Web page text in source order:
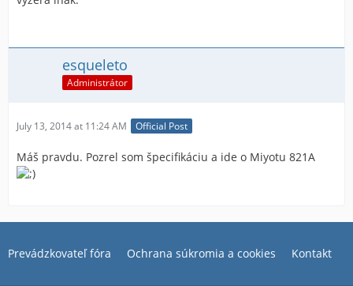
esqueleto
Administrátor
July 13, 2014 at 11:24 AM Official Post
Máš pravdu. Pozrel som špecifikáciu a ide o Miyotu 821A
Prevádzkovateľ fóra Ochrana súkromia a cookies Kontakt